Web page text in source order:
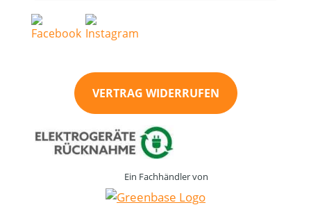
VERTRAG WIDERRUFEN
Ein Fachhändler von